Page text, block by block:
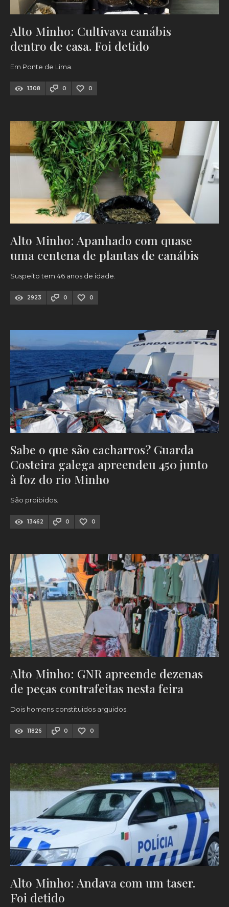
Alto Minho: Cultivava canábis
dentro de casa. Foi detido
Em Ponte de Lima.
1308 0 0
Alto Minho: Apanhado com quase
uma centena de plantas de canábis
Suspeito tem 46 anos de idade.
2923 0 0
Sabe o que são cacharros? Guarda
Costeira galega apreendeu 450 junto
à foz do rio Minho
São proibidos.
13462 0 0
Alto Minho: GNR apreende dezenas
de peças contrafeitas nesta feira
Dois homens constituidos arguidos.
11826 0 0
Alto Minho: Andava com um taser.
Foi detido